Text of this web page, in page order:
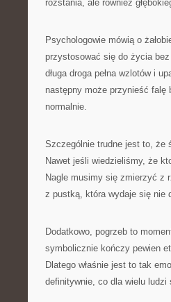
rozstania, ale również
Psychologowie mówią o
przystosować się do życia
długa droga pełna wzlotów i
następny może przynieść falę
normalnie.
Szczególnie trudne jest to, że
Nawet jeśli wiedzieliśmy, że
Nagle musimy się zmierzyć z
z pustką, która wydaje się nie
Dodatkowo, pogrzeb to
symbolicznie kończy pewien
Dlatego właśnie jest to tak
definitywnie, co dla wielu ludzi